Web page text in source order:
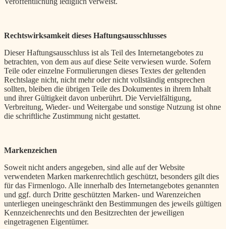
Rechtswirksamkeit dieses Haftungsausschlusses
Dieser Haftungsausschluss ist als Teil des Internetangebotes zu
betrachten, von dem aus auf diese Seite verwiesen wurde. Sofern
Teile oder einzelne Formulierungen dieses Textes der geltenden
Rechtslage nicht, nicht mehr oder nicht vollständig entsprechen
sollten, bleiben die übrigen Teile des Dokumentes in ihrem Inhalt
und ihrer Gültigkeit davon unberührt. Die Vervielfältigung,
Verbreitung, Wieder- und Weitergabe und sonstige Nutzung ist ohne
die schriftliche Zustimmung nicht gestattet.
Markenzeichen
Soweit nicht anders angegeben, sind alle auf der Website
verwendeten Marken markenrechtlich geschützt, besonders gilt dies
für das Firmenlogo. Alle innerhalb des Internetangebotes genannten
und ggf. durch Dritte geschützten Marken- und Warenzeichen
unterliegen uneingeschränkt den Bestimmungen des jeweils gültigen
Kennzeichenrechts und den Besitzrechten der jeweiligen
eingetragenen Eigentümer.